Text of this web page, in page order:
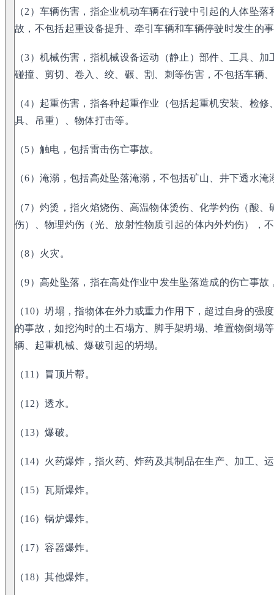
（2）车辆伤害，指企业机动车辆在行驶中引起的人体坠
故，不包括起重设备提升、牵引车辆和车辆停驶时发生的
（3）机械伤害，指机械设备运动（静止）部件、工具、
碰撞、剪切、卷入、绞、碾、割、刺等伤害，不包括车辆
（4）起重伤害，指各种起重作业（包括起重机安装、检
具、吊重）、物体打击等。
（5）触电，包括雷击伤亡事故。
（6）淹溺，包括高处坠落淹溺，不包括矿山、井下透水淹
（7）灼烫，指火焰烧伤、高温物体烫伤、化学灼伤（酸
伤）、物理灼伤（光、放射性物质引起的体内外灼伤），
（8）火灾。
（9）高处坠落，指在高处作业中发生坠落造成的伤亡事
（10）坍塌，指物体在外力或重力作用下，超过自身的强
的事故，如挖沟时的土石塌方、脚手架坍塌、堆置物倒塌
辆、起重机械、爆破引起的坍塌。
（11）冒顶片帮。
（12）透水。
（13）爆破。
（14）火药爆炸，指火药、炸药及其制品在生产、加工、
（15）瓦斯爆炸。
（16）锅炉爆炸。
（17）容器爆炸。
（18）其他爆炸。